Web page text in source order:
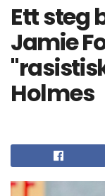
Ett steg
Jamie
Holmes